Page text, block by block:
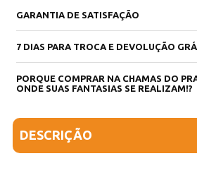
GARANTIA DE SATISFAÇÃO
7 DIAS PARA TROCA E DEVOLUÇÃO
PORQUE COMPRAR NA CHAMAS DO
ONDE SUAS FANTASIAS SE REALIZAM!?
DESCRIÇÃO